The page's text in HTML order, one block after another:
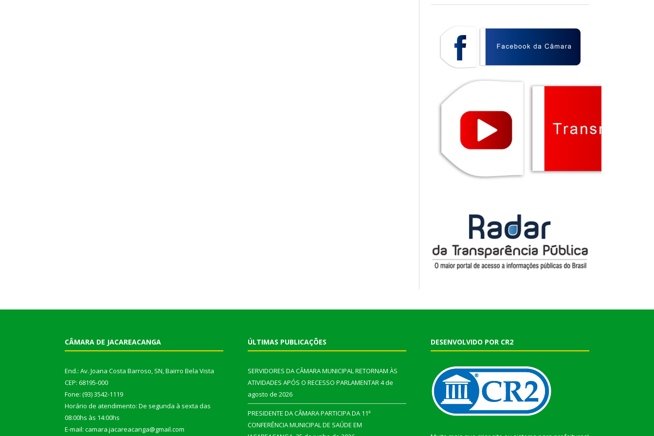
CÂMARA DE JACAREACANGA
End.: Av. Joana Costa Barroso, SN, Bairro Bela Vista
CEP: 68195-000
Fone: (93) 3542-1119
Horário de atendimento: De segunda à sexta das
08:00hs às 14:00hs
E-mail: camara.jacareacanga@gmail.com
ÚLTIMAS PUBLICAÇÕES
SERVIDORES DA CÂMARA MUNICIPAL RETORNAM ÀS
ATIVIDADES APÓS O RECESSO PARLAMENTAR4 de
agosto de 2026
PRESIDENTE DA CÂMARA PARTICIPA DA 11ª
CONFERÊNCIA MUNICIPAL DE SAÚDE EM
DESENVOLVIDO POR CR2